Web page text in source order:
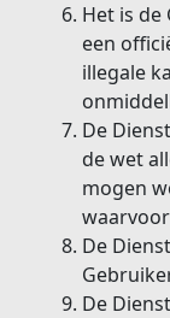
Het is
een
illegale
De
de wet
mogen
De
De